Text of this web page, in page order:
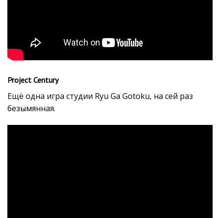
Project Century
Ещё одна игра студии Ryu Ga Gotoku, на сей раз
безымянная.